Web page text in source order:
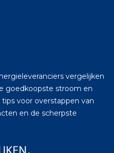
vergelijken
goedkoopste stroom en
voor overstappen van
en de scherpste